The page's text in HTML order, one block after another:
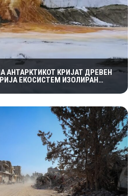
АНТАРКТИКОТ КРИЈАТ ДРЕВЕН
ЕКОСИСТЕМ ИЗОЛИРАН